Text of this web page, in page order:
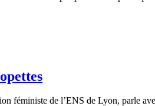
féministe de l’ENS de Lyon, parle